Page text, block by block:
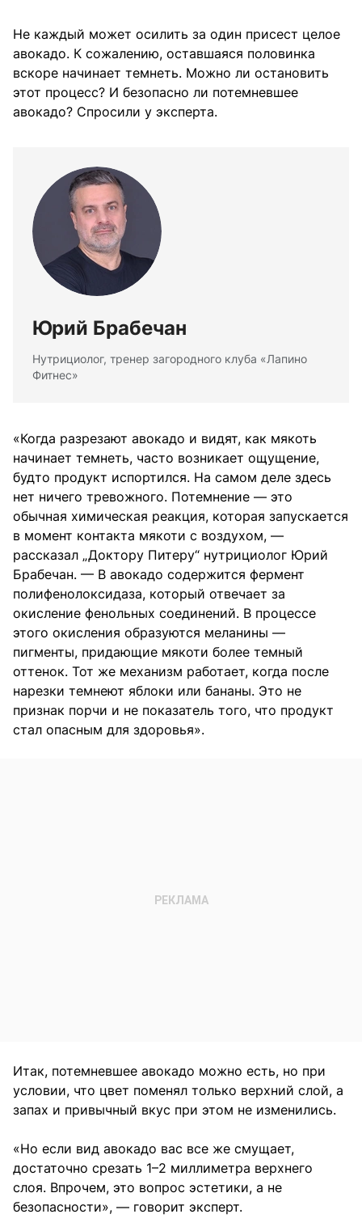
Не каждый может осилить за один присест целое
авокадо. К сожалению, оставшаяся половинка
вскоре начинает темнеть. Можно ли остановить
этот процесс? И безопасно ли потемневшее
авокадо? Спросили у эксперта.
Юрий Брабечан
Нутрициолог, тренер загородного клуба «Лапино
Фитнес»
«Когда разрезают авокадо и видят, как мякоть
начинает темнеть, часто возникает ощущение,
будто продукт испортился. На самом деле здесь
нет ничего тревожного. Потемнение — это
обычная химическая реакция, которая запускается
в момент контакта мякоти с воздухом, —
рассказал „Доктору Питеру“ нутрициолог Юрий
Брабечан. — В авокадо содержится фермент
полифенолоксидаза, который отвечает за
окисление фенольных соединений. В процессе
этого окисления образуются меланины —
пигменты, придающие мякоти более темный
оттенок. Тот же механизм работает, когда после
нарезки темнеют яблоки или бананы. Это не
признак порчи и не показатель того, что продукт
стал опасным для здоровья».
Итак, потемневшее авокадо можно есть, но при
условии, что цвет поменял только верхний слой, а
запах и привычный вкус при этом не изменились.
«Но если вид авокадо вас все же смущает,
достаточно срезать 1–2 миллиметра верхнего
слоя. Впрочем, это вопрос эстетики, а не
безопасности», — говорит эксперт.